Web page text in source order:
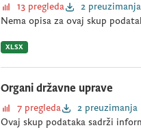
13 pregleda
2 preuzimanja
Nema opisa za ovaj skup
XLSX
Organi državne uprave
7 pregleda
2 preuzimanja
Ovaj skup podataka sadrži